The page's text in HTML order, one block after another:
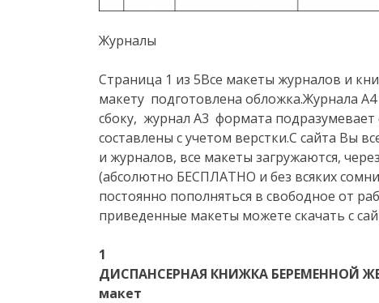
Журналы
Страница 1 из 5Все макеты журналов и
макету подготовлена обложка.Журнала
сбоку, журнал А3 формата
составлены с учетом верстки.С сайта Вы
и журналов, все макеты загружаются,
(абсолютно БЕСПЛАТНО и без всяких
постоянно пополняться в свободное от
приведенные макеты можете скачать с
1
ДИСПАНСЕРНАЯ КНИЖКА БЕРЕМЕННОЙ
макет